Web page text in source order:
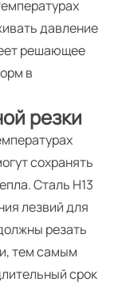
давление
решающее
в
резки
сохранять
Сталь H13
лезвий для
резать
тем самым
срок